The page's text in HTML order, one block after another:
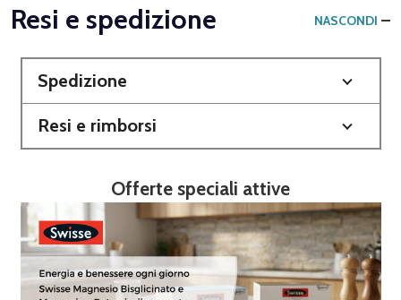
Resi e spedizione NASCONDI
Spedizione
Resi e rimborsi
Offerte speciali attive